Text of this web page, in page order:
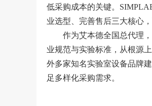
低采购成本的关键。
业选型、完善售后三大核心
作为艾本德全国总代理
业规范与实验标准，从根源
外多家知名实验室设备品牌
足多样化采购需求。